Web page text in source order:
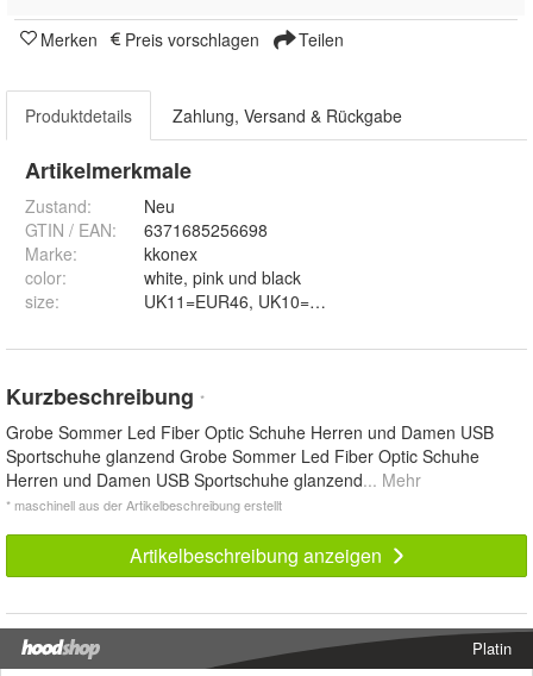
Merken Preis vorschlagen Teilen
Produktdetails Zahlung, Versand & Rückgabe
Artikelmerkmale
Zustand:
Neu
GTIN / EAN:
6371685256698
Marke:
kkonex
color:
white, pink und black
size:
Kurzbeschreibung *
Grobe Sommer Led Fiber Optic Schuhe Herren und Damen USB
Sportschuhe glanzend Grobe Sommer Led Fiber Optic Schuhe
Herren und Damen USB Sportschuhe glanzend... Mehr
* maschinell aus der Artikelbeschreibung erstellt
Artikelbeschreibung anzeigen
Platin